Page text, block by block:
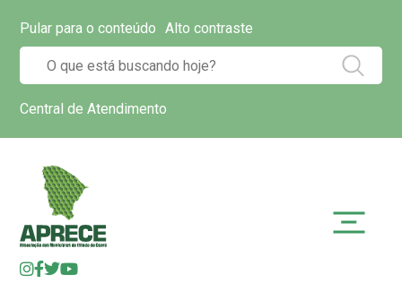
Pular para o conteúdo Alto contraste
Central de Atendimento